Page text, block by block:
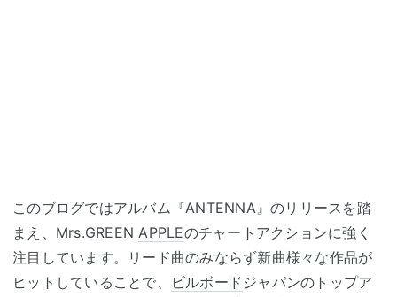
このブログではアルバム『ANTENNA』のリリースを踏
まえ、Mrs.GREENAPPLEのチャートアクションに強く
注目しています。リード曲のみならず新曲様々な作品が
ヒットしていることで、
ビルボード ジャパンのトップア